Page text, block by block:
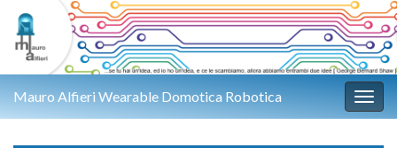
Mauro Alfieri Wearable Domotica Robotica